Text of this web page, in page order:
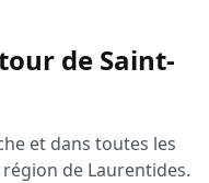
de Saint-
et dans toutes les
de Laurentides.